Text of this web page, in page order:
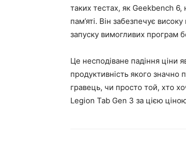
таких тестах, як Geekbench
пам’яті. Він забезпечує
запуску вимогливих програм
Це несподіване падіння ціни
продуктивність якого значно
гравець, чи просто той, хто
Legion Tab Gen 3 за цією